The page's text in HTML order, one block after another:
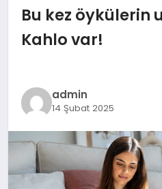
EKONOMI
MAGAZIN
KÜLTÜR & SANAT
SAĞLIK
Bu kez öykülerin
Kahlo var!
admin
14 Şubat 2025